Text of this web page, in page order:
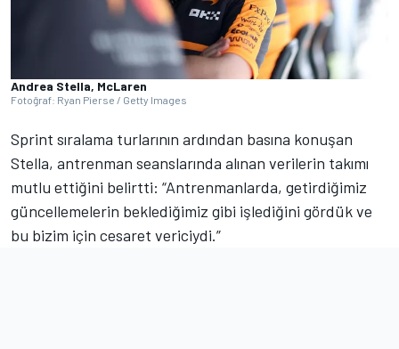
Andrea Stella, McLaren
Fotoğraf: Ryan Pierse / Getty Images
Sprint sıralama turlarının ardından basına konuşan
Stella, antrenman seanslarında alınan verilerin takımı
mutlu ettiğini belirtti: “Antrenmanlarda, getirdiğimiz
güncellemelerin beklediğimiz gibi işlediğini gördük ve
bu bizim için cesaret vericiydi.”